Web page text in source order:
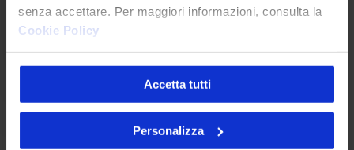
senza accettare. Per maggiori informazioni, consulta la
Cookie Policy
Accetta tutti
Personalizza
Chiara Muzzolon